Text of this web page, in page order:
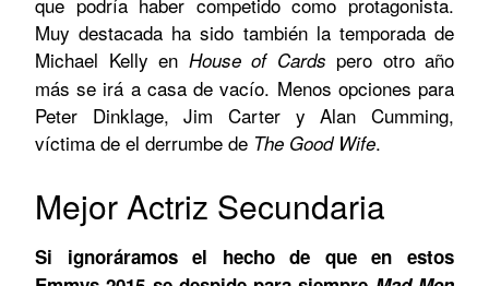
Muy destacada ha sido también la temporada de
Michael Kelly en House of Cards pero otro año
más se irá a casa de vacío. Menos opciones para
Peter Dinklage, Jim Carter y Alan Cumming,
víctima de el derrumbe de The Good Wife.
Mejor Actriz Secundaria
Si ignoráramos el hecho de que en estos